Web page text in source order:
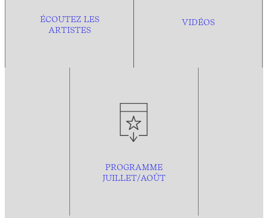
ÉCOUTEZ LES
ARTISTES
VIDÉOS
PROGRAMME
JUILLET/AOÛT